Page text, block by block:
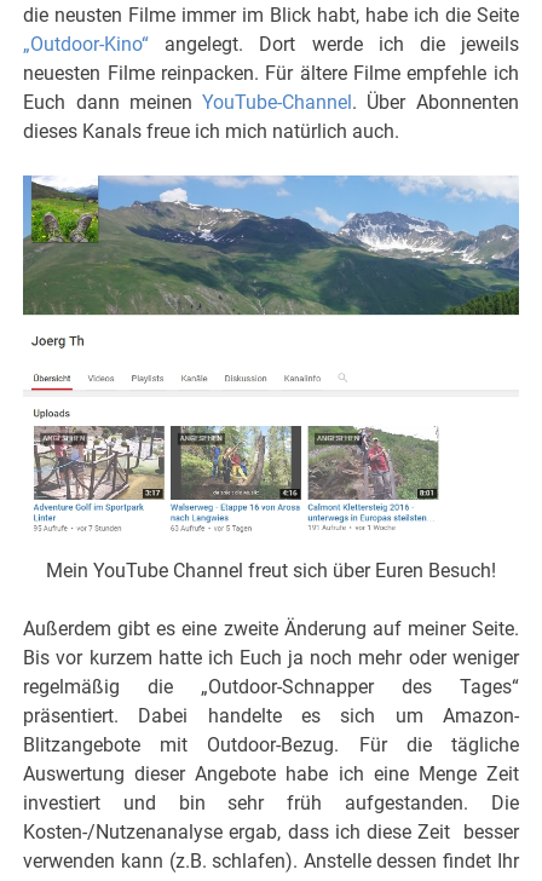
die neusten Filme immer im Blick habt, habe ich die Seite
„Outdoor-Kino“ angelegt. Dort werde ich die jeweils
neuesten Filme reinpacken. Für ältere Filme empfehle ich
Euch dann meinenYouTube-Channel . Über Abonnenten
dieses Kanals freue ich mich natürlich auch.
Mein YouTube Channel freut sich über Euren Besuch!
Außerdem gibt es eine zweite Änderung auf meiner Seite.
Bis vor kurzem hatte ich Euch ja noch mehr oder weniger
regelmäßig die „Outdoor-Schnapper des Tages“
präsentiert. Dabei handelte es sich um Amazon-
Blitzangebote mit Outdoor-Bezug. Für die tägliche
Auswertung dieser Angebote habe ich eine Menge Zeit
investiert und bin sehr früh aufgestanden. Die
Kosten-/Nutzenanalyse ergab, dass ich diese Zeit besser
verwenden kann (z.B. schlafen). Anstelle dessen findet Ihr